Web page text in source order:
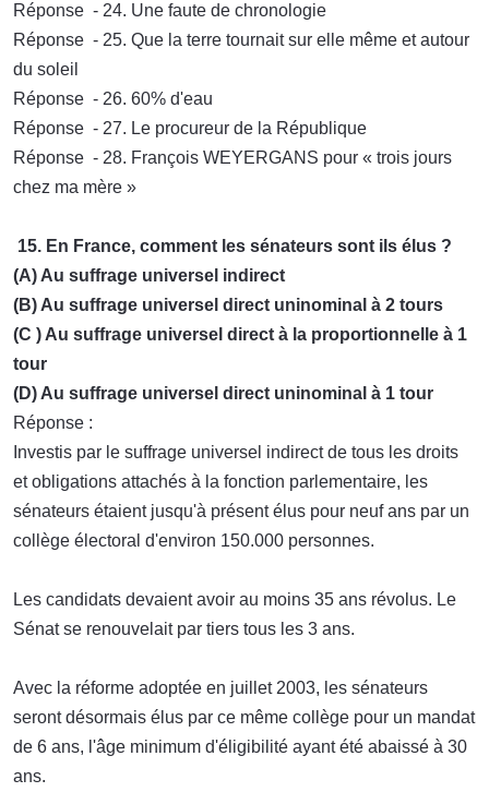
Réponse - 24. Une faute de chronologie
Réponse - 25. Que la terre tournait sur elle même et autour
du soleil
Réponse - 26. 60% d'eau
Réponse - 27. Le procureur de la République
Réponse - 28. François WEYERGANS pour « trois jours
chez ma mère »
15. En France, comment les sénateurs sont ils élus ?
(A) Au suffrage universel indirect
(B) Au suffrage universel direct uninominal à 2 tours
(C ) Au suffrage universel direct à la proportionnelle à 1
tour
(D) Au suffrage universel direct uninominal à 1 tour
Réponse :
Investis par le suffrage universel indirect de tous les droits
et obligations attachés à la fonction parlementaire, les
sénateurs étaient jusqu'à présent élus pour neuf ans par un
collège électoral d'environ 150.000 personnes.
Les candidats devaient avoir au moins 35 ans révolus. Le
Sénat se renouvelait par tiers tous les 3 ans.
Avec la réforme adoptée en juillet 2003, les sénateurs
seront désormais élus par ce même collège pour un mandat
de 6 ans, l'âge minimum d'éligibilité ayant été abaissé à 30
ans.